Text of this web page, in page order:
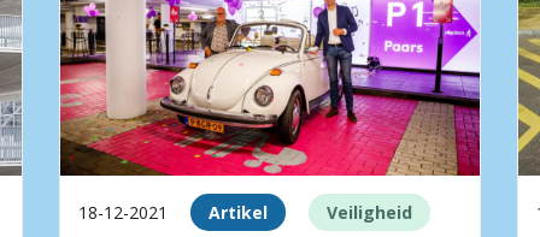
18-12-2021 Artikel Veiligheid